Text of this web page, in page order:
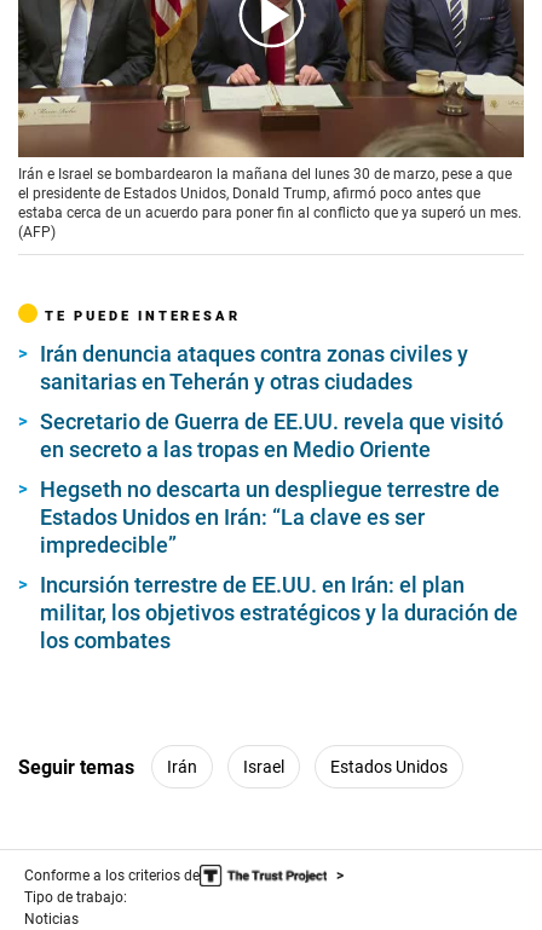
01:35
Irán e Israel se bombardearon la mañana del lunes 30 de marzo, pese a que
el presidente de Estados Unidos, Donald Trump, afirmó poco antes que
estaba cerca de un acuerdo para poner fin al conflicto que ya superó un mes.
(AFP)
TE PUEDE INTERESAR
Irán denuncia ataques contra zonas civiles y
sanitarias en Teherán y otras ciudades
Secretario de Guerra de EE.UU. revela que visitó
en secreto a las tropas en Medio Oriente
Hegseth no descarta un despliegue terrestre de
Estados Unidos en Irán: “La clave es ser
impredecible”
Incursión terrestre de EE.UU. en Irán: el plan
militar, los objetivos estratégicos y la duración de
los combates
Seguir temas Irán Israel Estados Unidos
Conforme a los criterios de
Tipo de trabajo:
Noticias